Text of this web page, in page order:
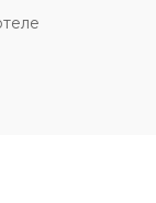
лифт. А